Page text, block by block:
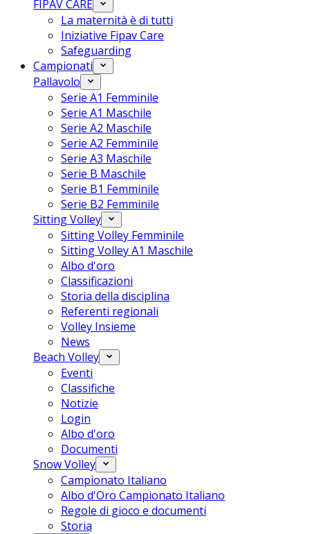
FIPAV CARE
La maternità è di tutti
Iniziative Fipav Care
Safeguarding
Campionati
Pallavolo
Serie A1 Femminile
Serie A1 Maschile
Serie A2 Maschile
Serie A2 Femminile
Serie A3 Maschile
Serie B Maschile
Serie B1 Femminile
Serie B2 Femminile
Sitting Volley
Sitting Volley Femminile
Sitting Volley A1 Maschile
Albo d'oro
Classificazioni
Storia della disciplina
Referenti regionali
Volley Insieme
News
Beach Volley
Eventi
Classifiche
Notizie
Login
Albo d'oro
Documenti
Snow Volley
Campionato Italiano
Albo d'Oro Campionato Italiano
Regole di gioco e documenti
Storia